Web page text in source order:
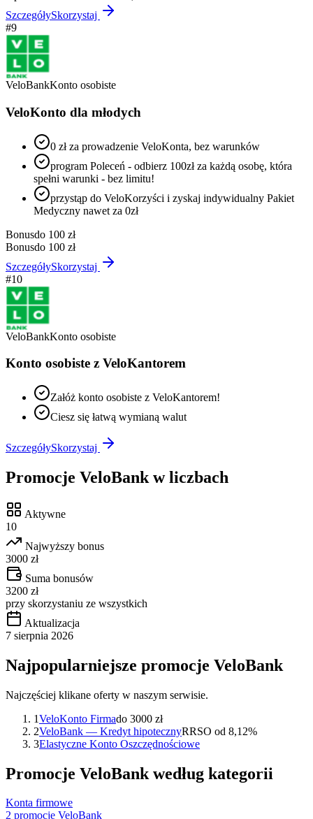
SzczegółySkorzystaj
#9
VeloBankKonto osobiste
VeloKonto dla młodych
0 zł za prowadzenie VeloKonta, bez warunków
program Poleceń - odbierz 100zł za każdą osobę, która
spełni warunki - bez limitu!
przystąp do VeloKorzyści i zyskaj indywidualny Pakiet
Medyczny nawet za 0zł
Bonusdo 100 zł
Bonusdo 100 zł
SzczegółySkorzystaj
#10
VeloBankKonto osobiste
Konto osobiste z VeloKantorem
Załóż konto osobiste z VeloKantorem!
Ciesz się łatwą wymianą walut
SzczegółySkorzystaj
Promocje VeloBank w liczbach
Aktywne
10
Najwyższy bonus
3000 zł
Suma bonusów
3200 zł
przy skorzystaniu ze wszystkich
Aktualizacja
7 sierpnia 2026
Najpopularniejsze promocje VeloBank
Najczęściej klikane oferty w naszym serwisie.
1VeloKonto Firmado 3000 zł
2VeloBank — Kredyt hipotecznyRRSO od 8,12%
3Elastyczne Konto Oszczędnościowe
Promocje VeloBank według kategorii
Konta firmowe
2 promocje VeloBank